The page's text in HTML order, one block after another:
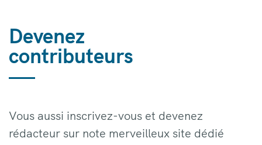
Devenez
contributeurs
Vous aussi inscrivez-vous et devenez
rédacteur sur note merveilleux site dédié